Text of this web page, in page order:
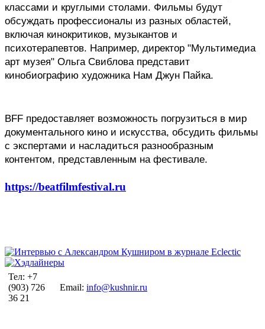
классами и круглыми столами. Фильмы будут
обсуждать профессионалы из разных областей,
включая кинокритиков, музыкантов и
психотерапевтов. Например, директор "Мультимедиа
арт музея" Ольга Свиблова представит
кинобиографию художника Нам Джун Пайка.
BFF предоставляет возможность погрузиться в мир
документального кино и искусства, обсудить фильмы
с экспертами и насладиться разнообразным
контентом, представленным на фестивале.
https://beatfilmfestival.ru
Тел: +7
(903) 726
36 21
Email: info@kushnir.ru